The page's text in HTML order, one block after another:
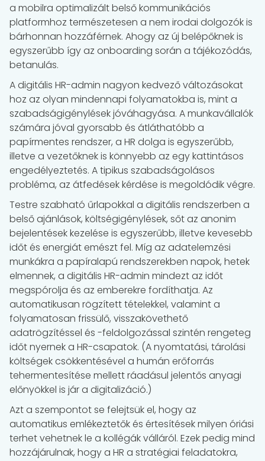
a mobilra optimalizált belső kommunikációs
platformhoz természetesen a nem irodai dolgozók is
bárhonnan hozzáférnek. Ahogy az új belépőknek is
egyszerűbb így az onboarding során a tájékozódás,
betanulás.
A digitális HR-admin nagyon kedvező változásokat
hoz az olyan mindennapi folyamatokba is, mint a
szabadságigénylések jóváhagyása. A munkavállalók
számára jóval gyorsabb és átláthatóbb a
papírmentes rendszer, a HR dolga is egyszerűbb,
illetve a vezetőknek is könnyebb az egy kattintásos
engedélyeztetés. A tipikus szabadságolásos
probléma, az átfedések kérdése is megoldódik végre.
Testre szabható űrlapokkal a digitális rendszerben a
belső ajánlások, költségigénylések, sőt az anonim
bejelentések kezelése is egyszerűbb, illetve kevesebb
időt és energiát emészt fel. Míg az adatelemzési
munkákra a papíralapú rendszerekben napok, hetek
elmennek, a digitális HR-admin mindezt az időt
megspórolja és az emberekre fordíthatja. Az
automatikusan rögzített tételekkel, valamint a
folyamatosan frissülő, visszakövethető
adatrögzítéssel és -feldolgozással szintén rengeteg
időt nyernek a HR-csapatok. (A nyomtatási, tárolási
költségek csökkentésével a humán erőforrás
tehermentesítése mellett ráadásul jelentős anyagi
előnyökkel is jár a digitalizáció.)
Azt a szempontot se felejtsük el, hogy az
automatikus emlékeztetők és értesítések milyen óriási
terhet vehetnek le a kollégák válláról. Ezek pedig mind
hozzájárulnak, hogy a HR a stratégiai feladatokra,